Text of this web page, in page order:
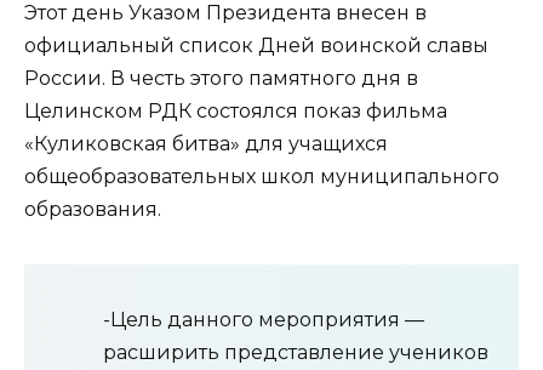
Этот день Указом Президента внесен в
официальный список Дней воинской славы
России. В честь этого памятного дня в
Целинском РДК состоялся показ фильма
«Куликовская битва» для учащихся
общеобразовательных школ муниципального
образования.
-Цель данного мероприятия —
расширить представление учеников